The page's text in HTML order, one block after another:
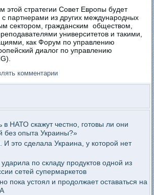
этой стратегии Совет Европы будет
с партнерами из других международных
сектором, гражданским обществом,
университетов и такими,
как Форум по управлению
диалог по управлению
комментарии
в НАТО скажут честно, готовы ли они
без опыта Украины?»
И это сделала Украина, у которой нет
по складу продуктов одной из
сетей супермаркетов
пока устоял и продолжает оставаться на